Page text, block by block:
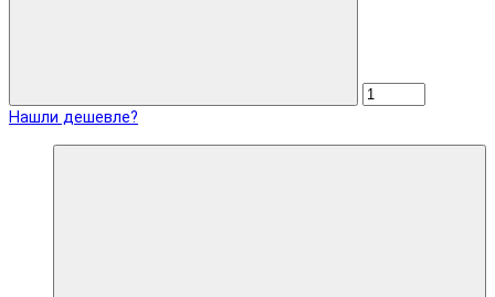
Нашли дешевле?